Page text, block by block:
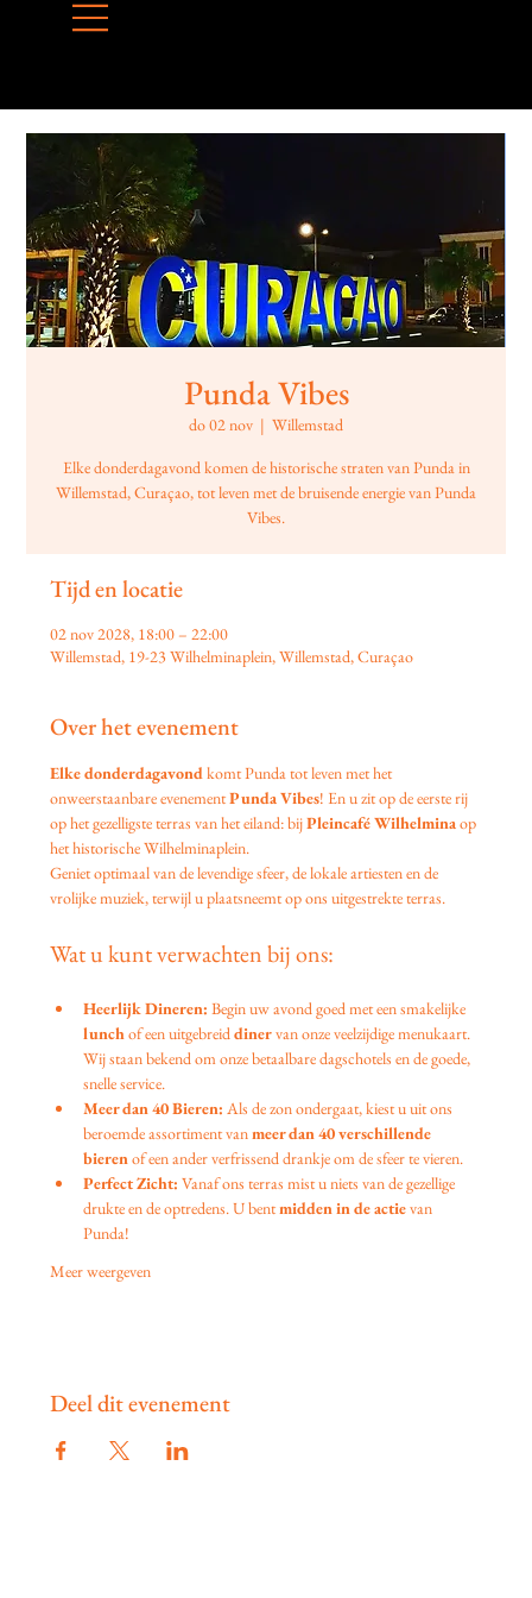
Punda Vibes
do 02 nov
  |
Willemstad
Elke donderdagavond komen de historische straten van Punda in
Willemstad, Curaçao, tot leven met de bruisende energie van Punda
Vibes.
Tijd en locatie
02 nov 2028, 18:00 – 22:00
Willemstad, 19-23 Wilhelminaplein, Willemstad, Curaçao
Over het evenement
Elke donderdagavond komt Punda tot leven met het
onweerstaanbare evenement Punda Vibes! En u zit op de eerste rij
op het gezelligste terras van het eiland: bij Pleincafé Wilhelmina op
het historische Wilhelminaplein.
Geniet optimaal van de levendige sfeer, de lokale artiesten en de
vrolijke muziek, terwijl u plaatsneemt op ons uitgestrekte terras.
Wat u kunt verwachten bij ons:
Heerlijk Dineren: Begin uw avond goed met een smakelijke
lunch of een uitgebreid diner van onze veelzijdige menukaart.
Wij staan bekend om onze betaalbare dagschotels en de goede,
snelle service.
Meer dan 40 Bieren: Als de zon ondergaat, kiest u uit ons
beroemde assortiment van meer dan 40 verschillende
bieren of een ander verfrissend drankje om de sfeer te vieren.
Perfect Zicht: Vanaf ons terras mist u niets van de gezellige
drukte en de optredens. U bent midden in de actie van
Punda!
Meer weergeven
Deel dit evenement